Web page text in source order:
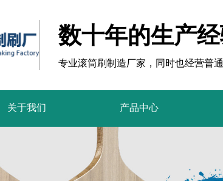
数十年的生产
专业滚筒刷制造厂家，同时也经营普
关于我们 产品中心